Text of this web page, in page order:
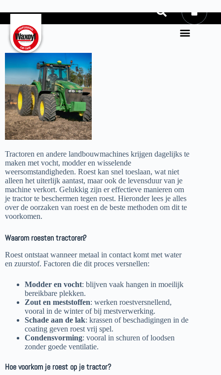
Tractoren en andere landbouwmachines krijgen dagelijks te
maken met vocht, modder en wisselende
weersomstandigheden. Roest kan snel toeslaan, wat niet
alleen het uiterlijk aantast, maar ook de levensduur van je
machine verkort. Gelukkig zijn er effectieve manieren om
je tractor te beschermen tegen roest. Hieronder lees je alles
over de oorzaken van roest en de beste methoden om dit te
voorkomen.
Waarom roesten tractoren?
Roest ontstaat wanneer metaal in contact komt met water
en zuurstof. Factoren die dit proces versnellen:
Modder en vocht: blijven vaak hangen in moeilijk
bereikbare plekken.
Zout en meststoffen: werken roestversnellend,
vooral in de winter of bij mestverwerking.
Schade aan de lak: krassen of beschadigingen in de
coating geven roest vrij spel.
Condensvorming: vooral in schuren of loodsen
zonder goede ventilatie.
Hoe voorkom je roest op je tractor?